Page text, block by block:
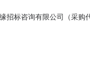
标咨询有限公司（采购
元计划工期：60日历天